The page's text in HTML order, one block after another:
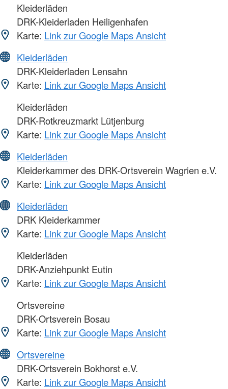
Kleiderläden
DRK-Kleiderladen Heiligenhafen
Karte: Link zur Google Maps Ansicht
Kleiderläden
DRK-Kleiderladen Lensahn
Karte: Link zur Google Maps Ansicht
Kleiderläden
DRK-Rotkreuzmarkt Lütjenburg
Karte: Link zur Google Maps Ansicht
Kleiderläden
Kleiderkammer des DRK-Ortsverein Wagrien e.V.
Karte: Link zur Google Maps Ansicht
Kleiderläden
DRK Kleiderkammer
Karte: Link zur Google Maps Ansicht
Kleiderläden
DRK-Anziehpunkt Eutin
Karte: Link zur Google Maps Ansicht
Ortsvereine
DRK-Ortsverein Bosau
Karte: Link zur Google Maps Ansicht
Ortsvereine
DRK-Ortsverein Bokhorst e.V.
Karte: Link zur Google Maps Ansicht